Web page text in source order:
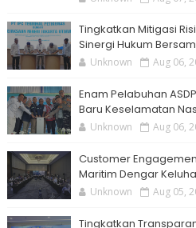
Tingkatkan Mitigasi
Sinergi Hukum
Unknown Aug 06,
Enam Pelabuhan
Baru Keselamatan
Unknown Aug 06,
Customer
Maritim Dengar
Unknown Aug 05,
Tingkatkan